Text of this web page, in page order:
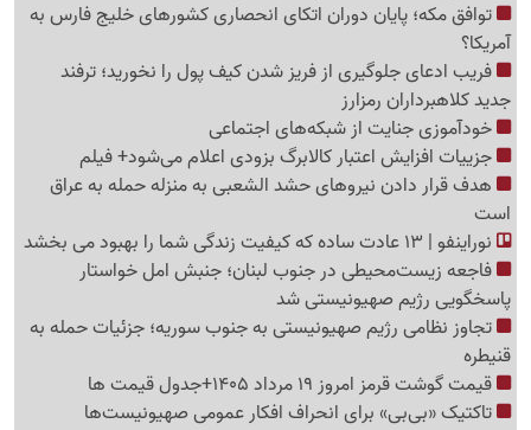
توافق مکه؛ پایان دوران اتکای انحصاری کشورهای خلیج فارس به
آمریکا؟
فریب ادعای جلوگیری از فریز شدن کیف پول را نخورید؛ ترفند
جدید کلاهبرداران رمزارز
خودآموزی جنایت از شبکه‌های اجتماعی
جزییات افزایش اعتبار کالابرگ بزودی اعلام می‌شود+ فیلم
هدف قرار دادن نیروهای حشد الشعبی به منزله حمله به عراق
است
نوراینفو | 13 عادت ساده که کیفیت زندگی شما را بهبود می بخشد
فاجعه زیست‌محیطی در جنوب لبنان؛ جنبش امل خواستار
پاسخگویی رژیم صهیونیستی شد
تجاوز نظامی رژیم صهیونیستی به جنوب سوریه؛ جزئیات حمله به
قنیطره
قیمت گوشت قرمز امروز 19 مرداد 1405+جدول قیمت ها
تاکتیک «بی‌بی» برای انحراف افکار عمومی صهیونیست‌ها